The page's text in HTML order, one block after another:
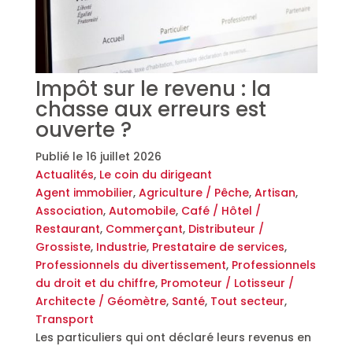
Impôt sur le revenu : la
chasse aux erreurs est
ouverte ?
Publié le 16 juillet 2026
Actualités, Le coin du dirigeant
Agent immobilier, Agriculture / Pêche, Artisan,
Association, Automobile, Café / Hôtel /
Restaurant, Commerçant, Distributeur /
Grossiste, Industrie, Prestataire de services,
Professionnels du divertissement, Professionnels
du droit et du chiffre, Promoteur / Lotisseur /
Architecte / Géomètre, Santé, Tout secteur,
Transport
Les particuliers qui ont déclaré leurs revenus en